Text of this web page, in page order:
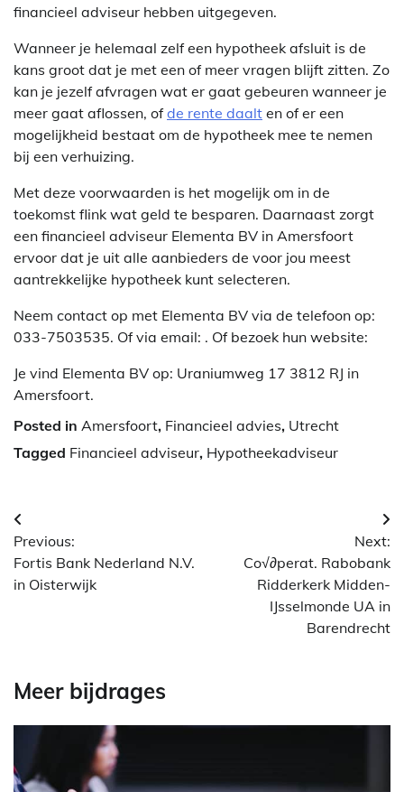
financieel adviseur hebben uitgegeven.
Wanneer je helemaal zelf een hypotheek afsluit is de
kans groot dat je met een of meer vragen blijft zitten. Zo
kan je jezelf afvragen wat er gaat gebeuren wanneer je
meer gaat aflossen, ofde rente daalt en of er een
mogelijkheid bestaat om de hypotheek mee te nemen
bij een verhuizing.
Met deze voorwaarden is het mogelijk om in de
toekomst flink wat geld te besparen. Daarnaast zorgt
een financieel adviseur Elementa BV in Amersfoort
ervoor dat je uit alle aanbieders de voor jou meest
aantrekkelijke hypotheek kunt selecteren.
Neem contact op met Elementa BV via de telefoon op:
033-7503535. Of via email: . Of bezoek hun website:
Je vind Elementa BV op: Uraniumweg 17 3812 RJ in
Amersfoort.
Posted in Amersfoort, Financieel advies, Utrecht
Tagged Financieel adviseur, Hypotheekadviseur
Berichtnavigatie
Previous:
Fortis Bank Nederland N.V.
in Oisterwijk
Next:
Co√∂perat. Rabobank
Ridderkerk Midden-
IJsselmonde UA in
Barendrecht
Meer bijdrages